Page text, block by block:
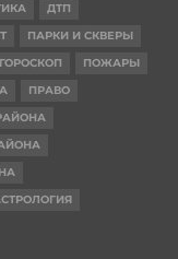
ДТП
ПАРКИ И СКВЕРЫ
ГОРОСКОП
ПОЖАРЫ
ПРАВО